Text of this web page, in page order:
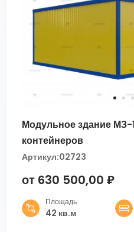
Модульное здание МЗ-
контейнеров
Артикул:02723
от 630 500,00 ₽
Площадь
42 кв.м